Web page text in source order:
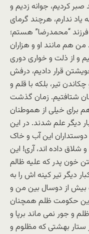
کرديم، جوانه زديم و
ياد ندارم، هرچند گرمای
“محمدرضا” هستم؛
هم مانند او و هزاران
و از ذلت و خواری دوری
قرار داديم، درفش
تير، بلکه با قلم و
شتافتيم. زمان گذشت
برای خيلی از هموطنان
ديگر علم شدند. در اين
دوستداران اين آب و خاک
شلاق داده اند، آری! اين
خون پدر که عليه ظالم
ديگر تير کينه اش را به
بيش از دوسال بين من و
اين حکومت ظلم همچنان
و جور نمی ماند برپا و
ستار بهشتی که مظلوم و